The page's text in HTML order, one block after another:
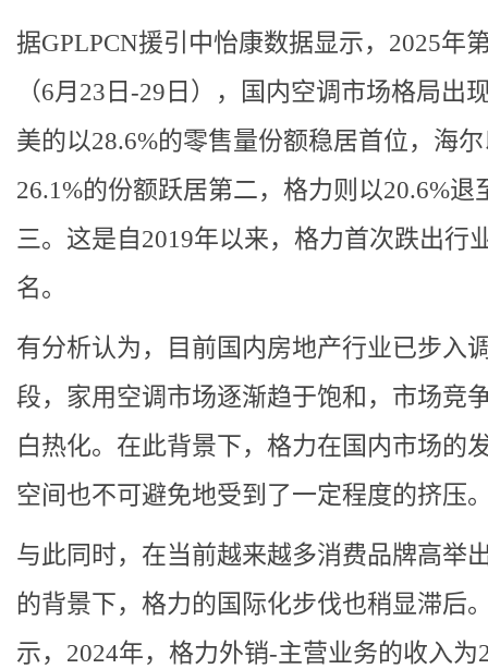
据GPLPCN援引中怡康数据显示，2025年
（6月23日-29日），国内空调市场格局出
美的以28.6%的零售量份额稳居首位，海
26.1%的份额跃居第二，格力则以20.6%退
三。这是自2019年以来，格力首次跌出行
名。
有分析认为，目前国内房地产行业已步入
段，家用空调市场逐渐趋于饱和，市场竞
白热化。在此背景下，格力在国内市场的
空间也不可避免地受到了一定程度的挤压
与此同时，在当前越来越多消费品牌高举
的背景下，格力的国际化步伐也稍显滞后
示，2024年，格力外销-主营业务的收入为